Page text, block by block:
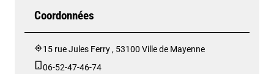
Coordonnées
15 rue Jules Ferry , 53100 Ville de Mayenne
06-52-47-46-74